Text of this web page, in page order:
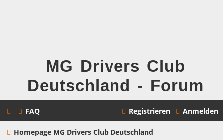
MG Drivers Club
Deutschland - Forum
FAQ Anmelden
Registrieren
Homepage MG Drivers Club Deutschland